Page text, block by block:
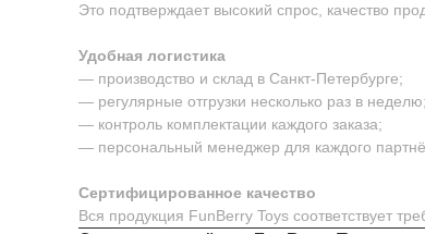
Это подтверждает высокий спрос, качество
Удобная логистика
— производство и склад в Санкт-Петербурге;
— регулярные отгрузки несколько раз в неделю;
— контроль комплектации каждого заказа;
— персональный менеджер для каждого
Сертифицированное качество
Вся продукция FunBerry Toys соответствует